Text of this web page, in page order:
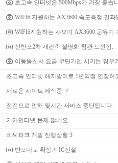
초고속 인터넷은 500Mbps가 가장 좋습
WIFI6 지원하는 AX3600 속도측정 결과
WIFI6지원하는 샤오미 AX3600 공유기
신반포2차 재건축 설명회 참관 느낀점.
이동통신사 요금 무단가입 시키는 경우
초고속 인터넷 해지방어로 1년약정 연장하
새로운 사이트 제작중...2
정전으로 인해 몇시간 서비스 중단됩니다.
기가인터넷 문제 많네요.
비씨파크 개발 진행상황 3
반포대교 확장과 IC신설